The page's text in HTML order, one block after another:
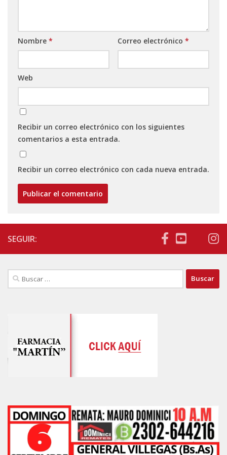
Nombre * Correo electrónico *
Web
Recibir un correo electrónico con los siguientes
comentarios a esta entrada.
Recibir un correo electrónico con cada nueva entrada.
SEGUIR:
Buscar: